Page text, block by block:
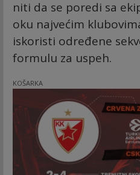
niti da se poredi sa
oku najvećim
iskoristi određene
formulu za uspeh.
KOŠARKA